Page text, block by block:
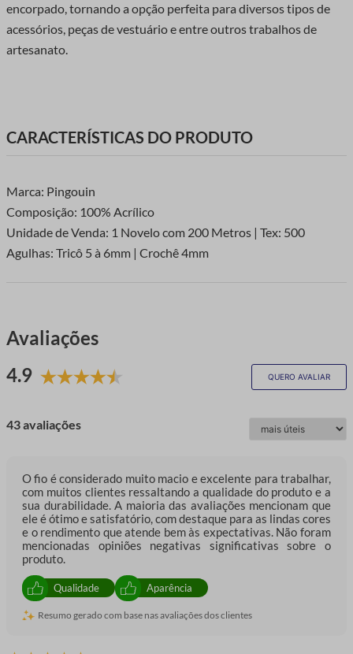
encorpado, tornando a opção perfeita para diversos tipos de
acessórios, peças de vestuário e entre outros trabalhos de
artesanato.
CARACTERÍSTICAS DO PRODUTO
Marca: Pingouin
Composição: 100% Acrílico
Unidade de Venda: 1 Novelo com 200 Metros | Tex: 500
Agulhas: Tricô 5 à 6mm | Crochê 4mm
Avaliações
4.9
QUERO AVALIAR
43 avaliações
O fio é considerado muito macio e excelente para trabalhar,
com muitos clientes ressaltando a qualidade do produto e a
sua durabilidade. A maioria das avaliações mencionam que
ele é ótimo e satisfatório, com destaque para as lindas cores
e o rendimento que atende bem às expectativas. Não foram
mencionadas opiniões negativas significativas sobre o
produto.
Qualidade Aparência
Resumo gerado com base nas avaliações dos clientes